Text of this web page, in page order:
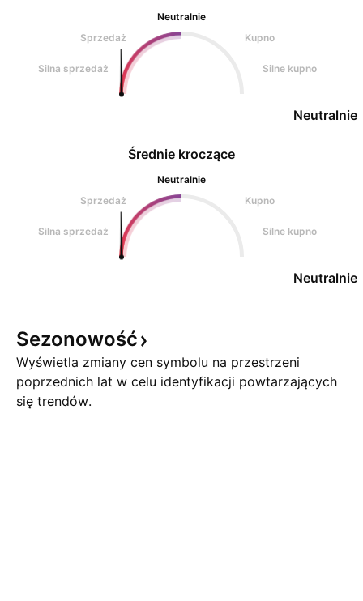
Neutralnie
Sprzedaż
Kupno
Silna sprzedaż Silne kupno
Neutralnie
Średnie kroczące
Neutralnie
Sprzedaż
Kupno
Silna sprzedaż Silne kupno
Neutralnie
Sezonowość
Wyświetla zmiany cen symbolu na przestrzeni
poprzednich lat w celu identyfikacji powtarzających
się trendów.